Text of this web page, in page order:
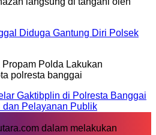
Diduga Gantung Diri Polsek
Gaktibplin di Polresta Banggai
dan Pelayanan Publik
dalam melakukan